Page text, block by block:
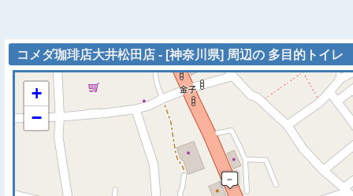
コメダ珈琲店大井松田店 - [神奈川県] 周辺の 多目的トイレ
+
−